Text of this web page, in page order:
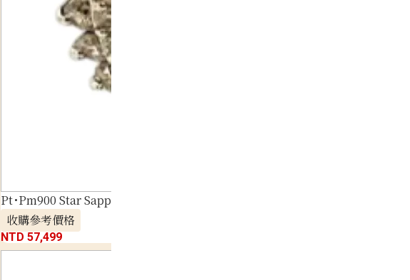
Pt･Pm900 Star Sapphire Diamond Ring 7.45ct
收購參考價格
NTD 57,499